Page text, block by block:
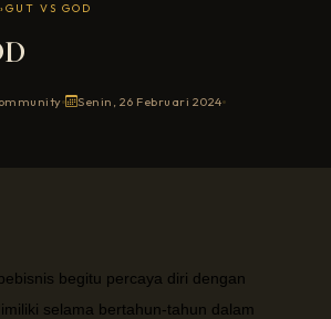
›GUT VS GOD
Senin, 26 Februari 2024
begitu percaya diri dengan
selama bertahun-tahun dalam